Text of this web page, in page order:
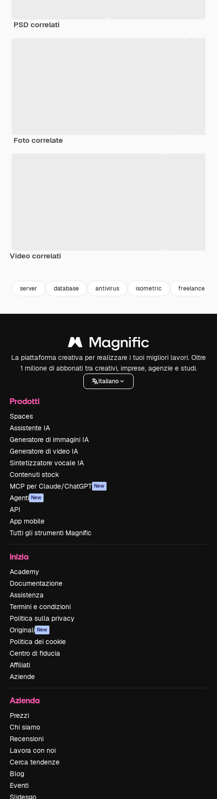
PSD correlati
Foto correlate
Video correlati
server database antivirus isometric freelance
La piattaforma creativa per realizzare i tuoi migliori lavori. Oltre
1 milione di abbonati tra creativi, imprese, agenzie e studi.
Italiano
Prodotti
Spaces
Assistente IA
Generatore di immagini IA
Generatore di video IA
Sintetizzatore vocale IA
Contenuti stock
MCP per Claude/ChatGPT New
Agenti New
API
App mobile
Tutti gli strumenti Magnific
Inizia
Academy
Documentazione
Assistenza
Termini e condizioni
Politica sulla privacy
Originali New
Politica dei cookie
Centro di fiducia
Affiliati
Aziende
Azienda
Prezzi
Chi siamo
Recensioni
Lavora con noi
Cerca tendenze
Blog
Eventi
Slidesgo